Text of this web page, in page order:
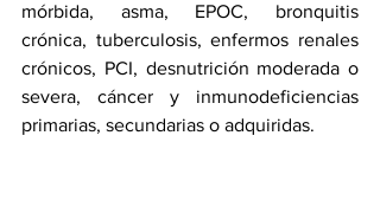
mórbida, asma, EPOC, bronquitis
crónica, tuberculosis, enfermos renales
crónicos, PCI, desnutrición moderada o
severa, cáncer y inmunodeficiencias
primarias, secundarias o adquiridas.